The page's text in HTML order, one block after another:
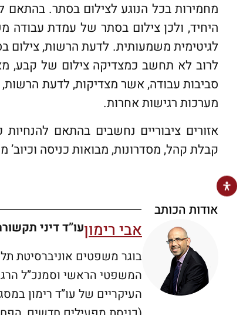
מחמירות בכל הנוגע לצילום בסתר.
היחיד, ולכן צילום בסתר של עמדת עבודה
לגיטימית משמעותית. לדעת הרשות, צילום
לרוב לא תחשב כמצדיקה צילום של קבע,
סביבות עבודה, אשר מצדיקות, לדעת
מערכות רגישות אחרות.
אזורים ציבוריים נחשבים בהתאם
קבלת קהל, מסדרונות, מבואות כניסה
אודות הכותב
אבי רימוןעו”ד דיני
המשפטי הראשי וסמנכ”ל
העיקריים של עו”ד רימון